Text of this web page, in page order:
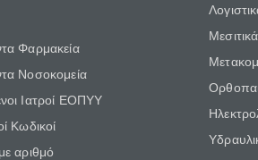
Φαρμακεία
Νοσοκομεία
Ιατροί ΕΟΠΥΥ
Κωδικοί
αριθμό